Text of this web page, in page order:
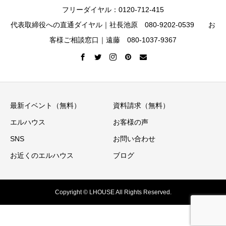
フリーダイヤル：0120-712-415
代表取締役への直通ダイヤル｜社長池原 080-9202-0539 お
客様ご相談窓口｜遠藤 080-1037-9367
最新イベント（無料） 資料請求（無料）
エルハウス お客様の声
SNS お問い合わせ
お近くのエルハウス ブログ
Copyright © LHOUSE All Rights Reserved.
お電話